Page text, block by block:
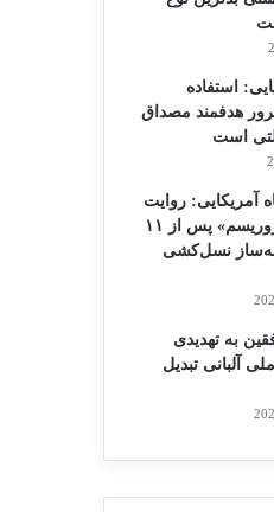
استفاده
هدفمند مصداق
است
آمریکایی: روایت
«مبارزه با تروریسم» پس از ۱۱
نسل‌کشی
به تهدیدی
آلبانی تبدیل